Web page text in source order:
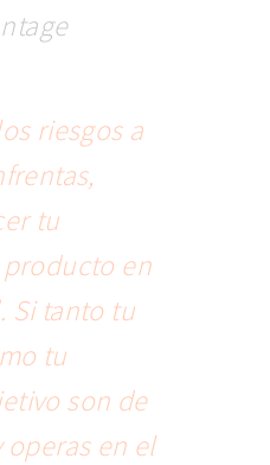
riesgos a
tu
en
Si tanto tu
tu
son de
operas en el